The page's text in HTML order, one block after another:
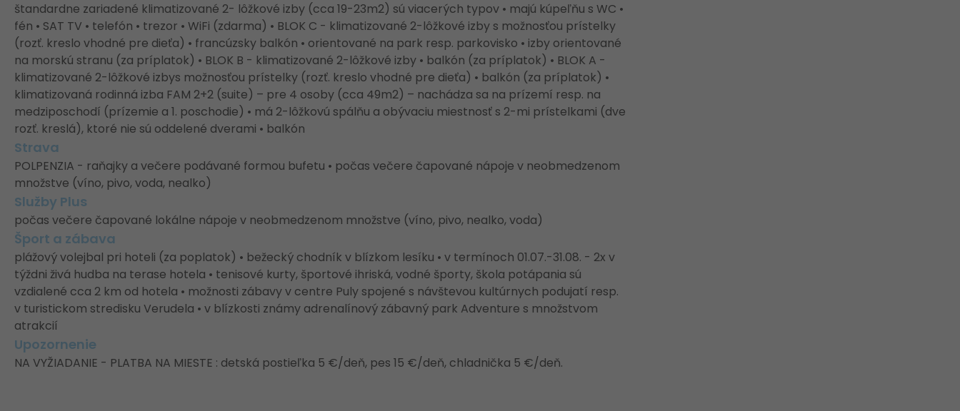
štandardne zariadené klimatizované 2- lôžkové izby (cca 19-23m2) sú viacerých typov • majú kúpeľňu s WC •
fén • SAT TV • telefón • trezor • WiFi (zdarma) • BLOK C - klimatizované 2-lôžkové izby s možnosťou prístelky
(rozť. kreslo vhodné pre dieťa) • francúzsky balkón • orientované na park resp. parkovisko • izby orientované
na morskú stranu (za príplatok) • BLOK B - klimatizované 2-lôžkové izby • balkón (za príplatok) • BLOK A -
klimatizované 2-lôžkové izbys možnosťou prístelky (rozť. kreslo vhodné pre dieťa) • balkón (za príplatok) •
klimatizovaná rodinná izba FAM 2+2 (suite) – pre 4 osoby (cca 49m2) – nachádza sa na prízemí resp. na
medziposchodí (prízemie a 1. poschodie) • má 2-lôžkovú spálňu a obývaciu miestnosť s 2-mi prístelkami (dve
rozť. kreslá), ktoré nie sú oddelené dverami • balkón
Strava
POLPENZIA - raňajky a večere podávané formou bufetu • počas večere čapované nápoje v neobmedzenom
množstve (víno, pivo, voda, nealko)
Služby Plus
počas večere čapované lokálne nápoje v neobmedzenom množstve (víno, pivo, nealko, voda)
Šport a zábava
plážový volejbal pri hoteli (za poplatok) • bežecký chodník v blízkom lesíku • v termínoch 01.07.-31.08. - 2x v
týždni živá hudba na terase hotela • tenisové kurty, športové ihriská, vodné športy, škola potápania sú
vzdialené cca 2 km od hotela • možnosti zábavy v centre Puly spojené s návštevou kultúrnych podujatí resp.
v turistickom stredisku Verudela • v blízkosti známy adrenalínový zábavný park Adventure s množstvom
atrakcií
Upozornenie
NA VYŽIADANIE - PLATBA NA MIESTE : detská postieľka 5 €/deň, pes 15 €/deň, chladnička 5 €/deň.